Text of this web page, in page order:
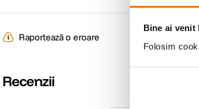
Bine ai venit
Folosim
Raportează o eroare
Recenzii